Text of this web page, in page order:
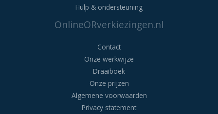
Hulp & ondersteuning
OnlineORverkiezingen.nl
Contact
Onze werkwijze
Draaiboek
Onze prijzen
Algemene voorwaarden
Privacy statement